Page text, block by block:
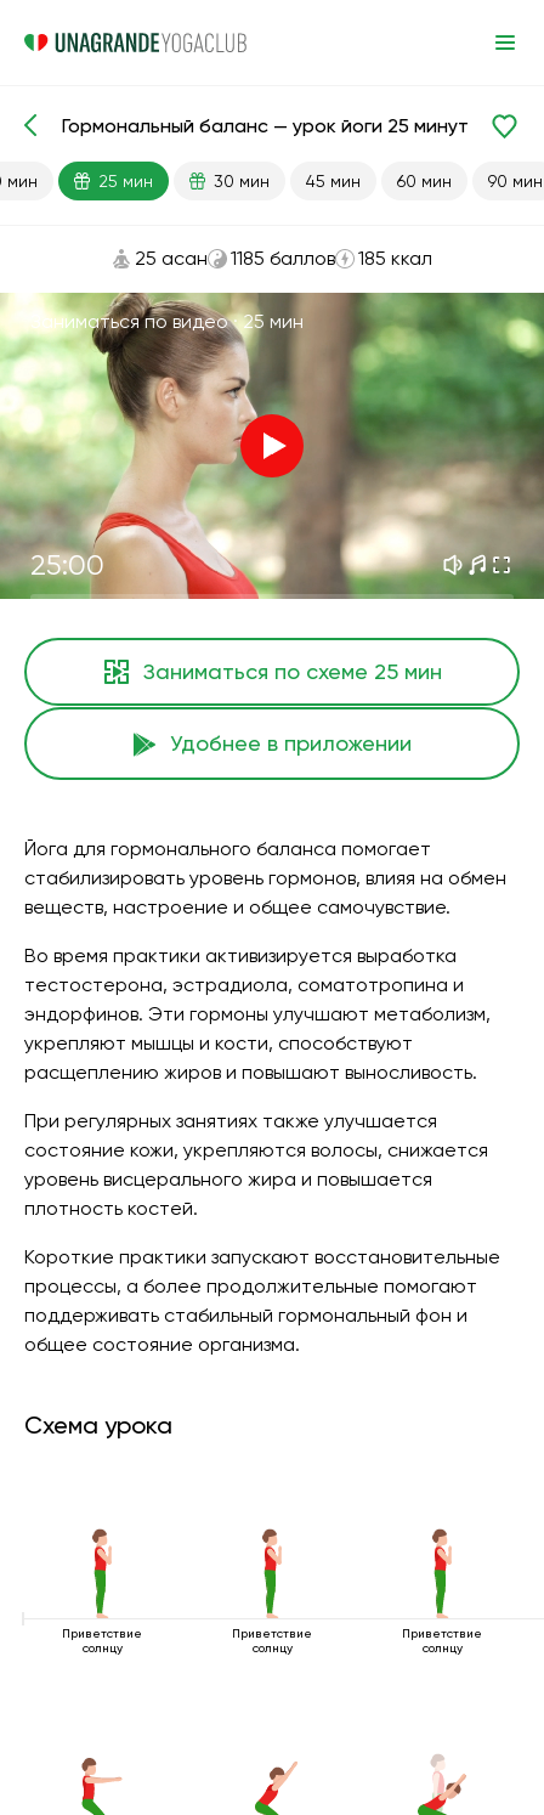
Готовые уроки Энергия
Гормональный баланс — урок йоги 25 минут
мин 25 мин 30 мин 45 мин 60 мин 90 мин
25 асан 1185 баллов 185 ккал
Заниматься по видео ·25 мин
25:00
Заниматься по схеме 25 мин
Удобнее в приложении
Йога для гормонального баланса помогает
стабилизировать уровень гормонов, влияя на обмен
веществ, настроение и общее самочувствие.
Во время практики активизируется выработка
тестостерона, эстрадиола, соматотропина и
эндорфинов. Эти гормоны улучшают метаболизм,
укрепляют мышцы и кости, способствуют
расщеплению жиров и повышают выносливость.
При регулярных занятиях также улучшается
состояние кожи, укрепляются волосы, снижается
уровень висцерального жира и повышается
плотность костей.
Короткие практики запускают восстановительные
процессы, а более продолжительные помогают
поддерживать стабильный гормональный фон и
общее состояние организма.
Схема урока
Приветствие
солнцу
Приветствие
солнцу
Приветствие
солнцу